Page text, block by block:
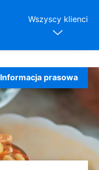
Wszyscy klienci
Informacja prasowa